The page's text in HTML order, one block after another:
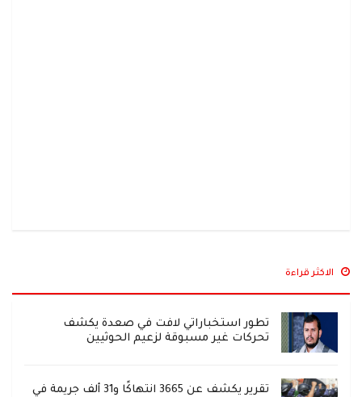
الاكثر قراءة
تطور استخباراتي لافت في صعدة يكشف
تحركات غير مسبوقة لزعيم الحوثيين
تقرير يكشف عن 3665 انتهاكًا و31 ألف جريمة في